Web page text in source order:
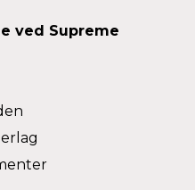
ved Supreme